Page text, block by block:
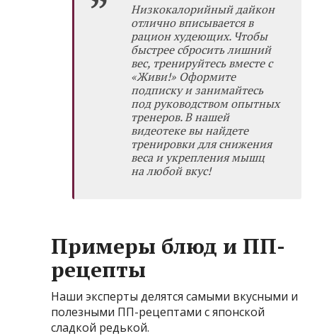
Низкокалорийный дайкон
отлично вписывается в
рацион худеющих. Чтобы
быстрее сбросить лишний
вес, тренируйтесь вместе с
«Живи!» Оформите
подпискуи занимайтесь
под руководством опытных
тренеров. В нашей
видеотеке вы найдете
тренировки для снижения
веса и укрепления мышц
на любой вкус!
Примеры блюд и ПП-
рецепты
Наши эксперты делятся самыми вкусными и
полезными ПП-рецептами с японской
сладкой редькой.